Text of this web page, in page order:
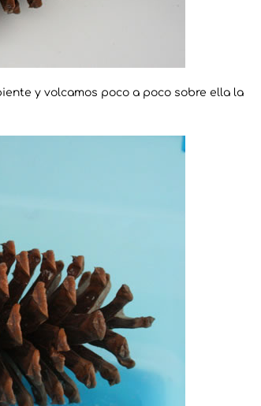
y volcamos poco a poco sobre ella la